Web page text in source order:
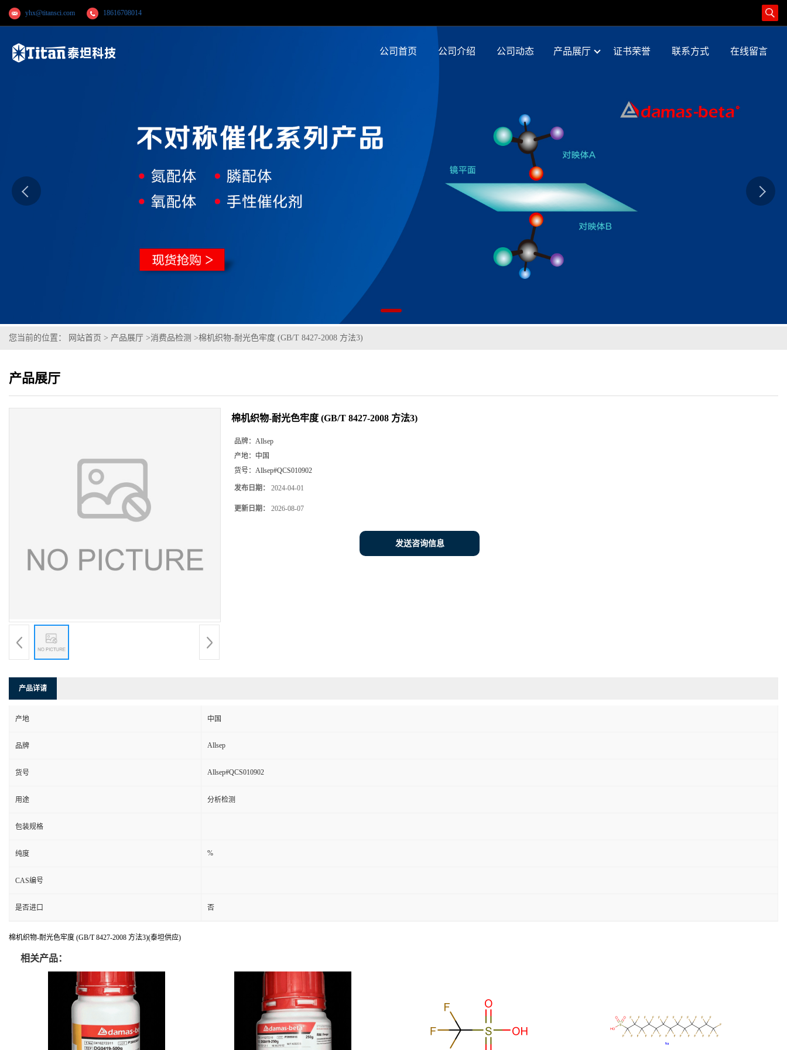
yhx@titansci.com 18616708014
公司首页 公司介绍 公司动态 产品展厅 证书荣誉 联系方式 在线留言
您当前的位置： 网站首页 > 产品展厅 >消费品检测 >棉机织物-耐光色牢度 (GB/T 8427-2008 方法3)
产品展厅
棉机织物-耐光色牢度 (GB/T 8427-2008 方法3)
品牌： Allsep
产地： 中国
货号： Allsep#QCS010902
发布日期： 2024-04-01
更新日期： 2026-08-07
发送咨询信息
产品详请
产地 中国
品牌 Allsep
货号 Allsep#QCS010902
用途 分析检测
包装规格
纯度 %
CAS编号
是否进口 否
棉机织物-耐光色牢度 (GB/T 8427-2008 方法3)(泰坦供应)
相关产品：